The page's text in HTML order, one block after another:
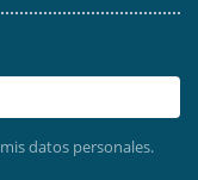
datos personales.